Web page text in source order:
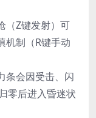
（Z键发射）可
机制（R键手动
条会因受击、闪
零后进入昏迷状